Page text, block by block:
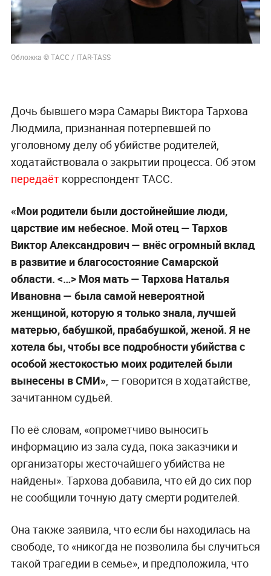
Обложка © ТАСС / ITAR-TASS
Дочь бывшего мэра Самары Виктора Тархова
Людмила, признанная потерпевшей по
уголовному делу об убийстве родителей,
ходатайствовала о закрытии процесса. Об этом
передаёткорреспондент ТАСС.
«Мои родители были достойнейшие люди,
царствие им небесное. Мой отец — Тархов
Виктор Александрович — внёс огромный вклад
в развитие и благосостояние Самарской
области. <…> Моя мать — Тархова Наталья
Ивановна — была самой невероятной
женщиной, которую я только знала, лучшей
матерью, бабушкой, прабабушкой, женой. Я не
хотела бы, чтобы все подробности убийства с
особой жестокостью моих родителей были
вынесены в СМИ», — говорится в ходатайстве,
зачитанном судьёй.
По её словам, «опрометчиво выносить
информацию из зала суда, пока заказчики и
организаторы жесточайшего убийства не
найдены». Тархова добавила, что ей до сих пор
не сообщили точную дату смерти родителей.
Она также заявила, что если бы находилась на
свободе, то «никогда не позволила бы случиться
такой трагедии в семье», и предположила, что